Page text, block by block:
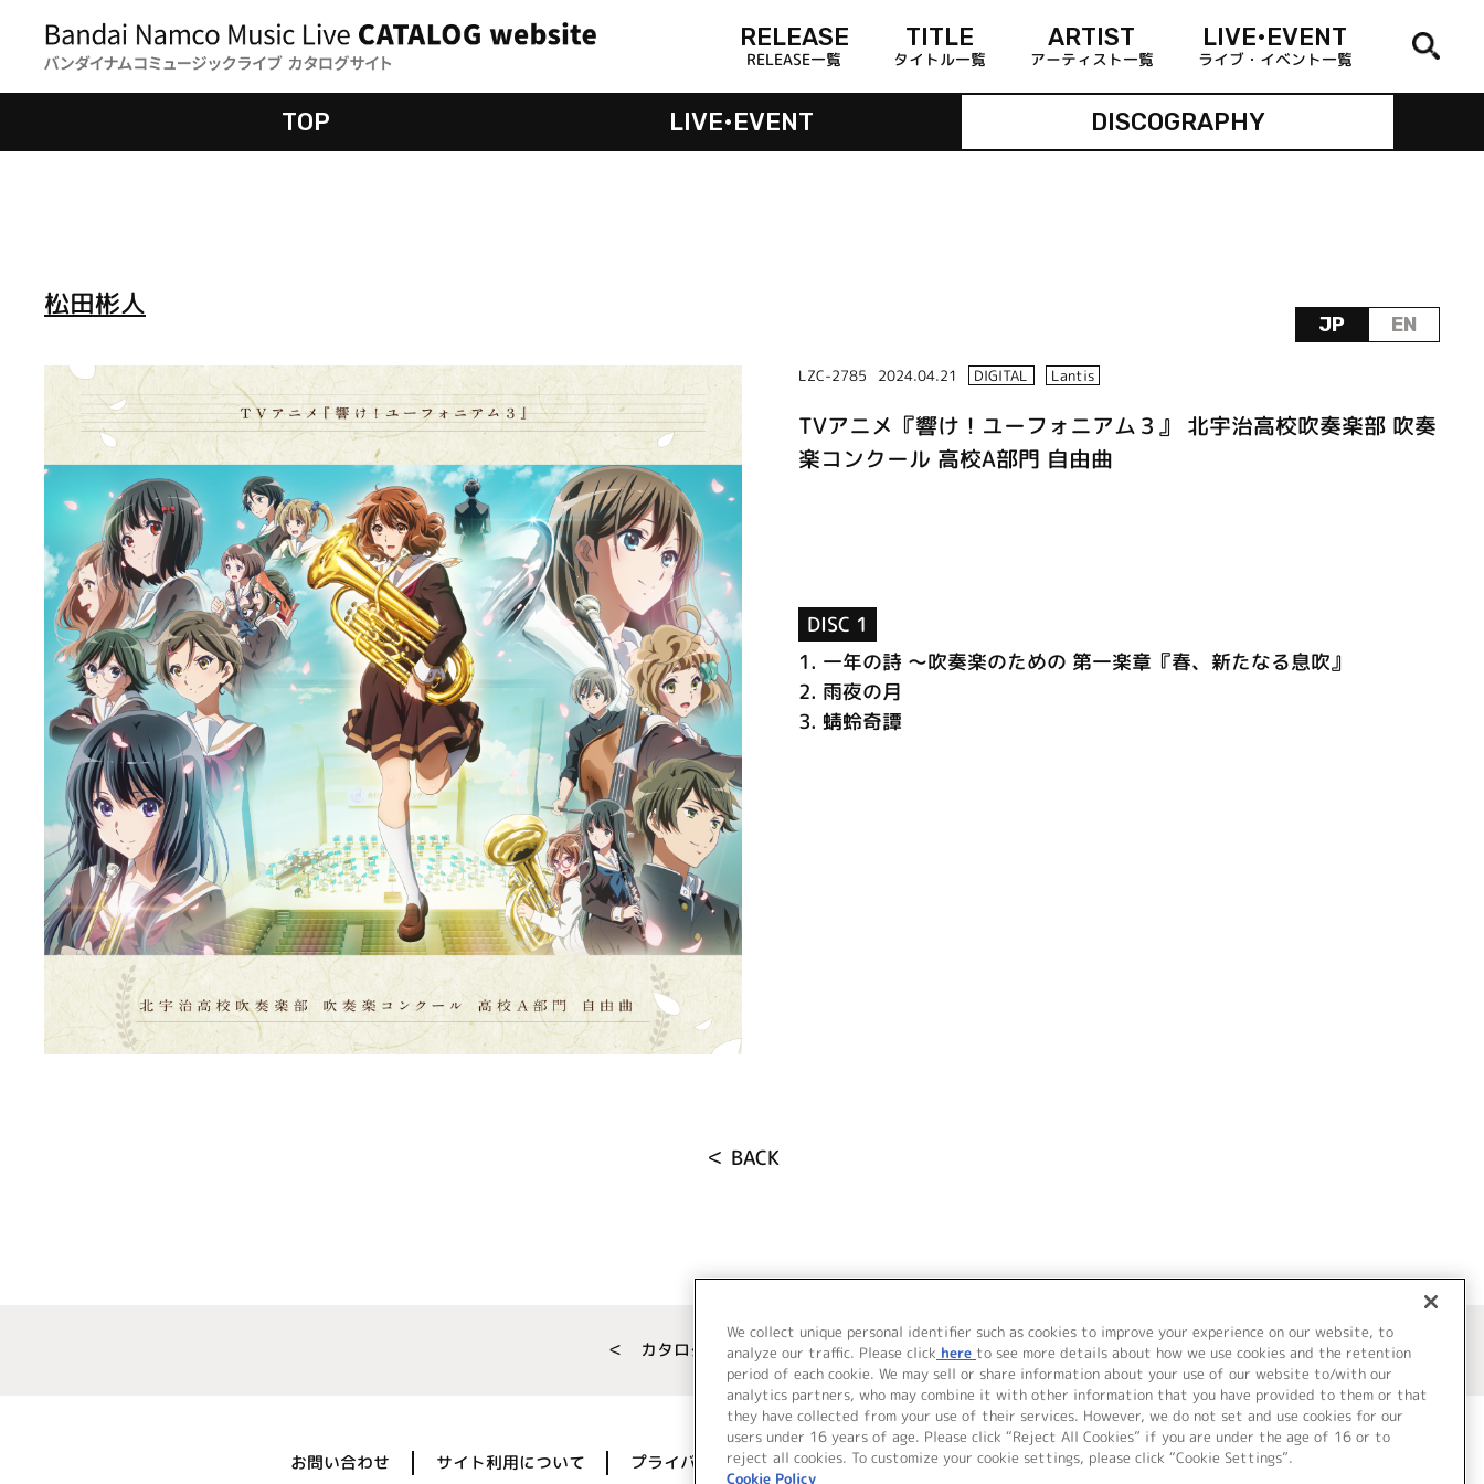
RELEASE
RELEASE一覧
TITLE
タイトル一覧
ARTIST
アーティスト一覧
LIVE•EVENT
ライブ・イベント一覧
TOP LIVE•EVENT DISCOGRAPHY
JP EN
松田彬人
LZC-2785 2024.04.21 DIGITAL Lantis
TVアニメ『響け！ユーフォニアム３』 北宇治高校吹奏楽部 吹奏
楽コンクール 高校A部門 自由曲
DISC 1
1. 一年の詩 ～吹奏楽のための 第一楽章『春、新たなる息吹』
2. 雨夜の月
3. 蜻蛉奇譚
＜ BACK
＜ カタログサイト トップページへ
お問い合わせ サイト利用について プライバシーポリシー 著作権／肖像権について Cookie Settings
We collect unique personal identifier such as cookies to improve your experience on our website, to
analyze our traffic. Please click here to see more details about how we use cookies and the retention
period of each cookie. We may sell or share information about your use of our website to/with our
analytics partners, who may combine it with other information that you have provided to them or that
they have collected from your use of their services. However, we do not set and use cookies for our
users under 16 years of age. Please click “Reject All Cookies” if you are under the age of 16 or to
reject all cookies. To customize your cookie settings, please click “Cookie Settings”.
Cookie Policy